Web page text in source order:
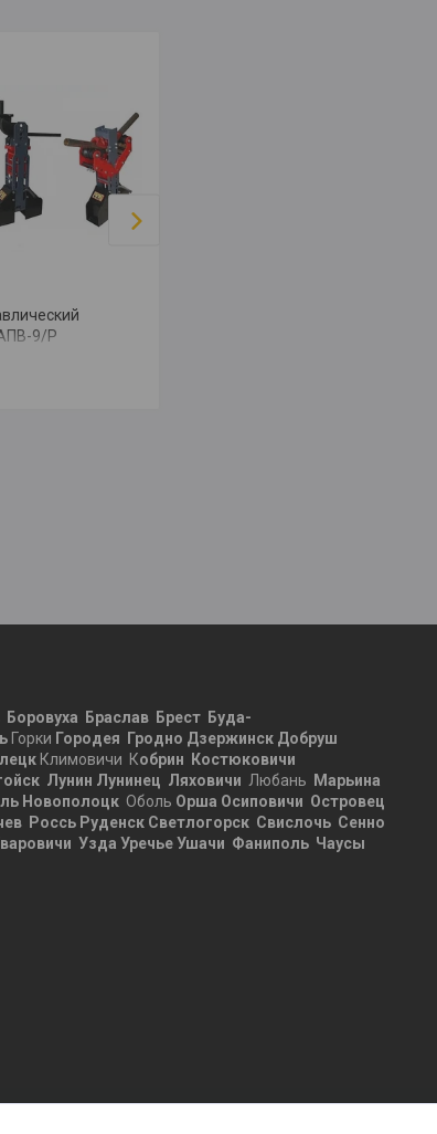
9/P
Боровуха Браслав Брест Буда-
Горки Городея Гродно Дзержинск Добруш
лецк Климовичи Кобрин
Костюковичи
Лунин Лунинец Ляховичи Любань
Марьина
Новополоцк Оболь Орша Осиповичи Островец
Россь Руденск Светлогорск Свислочь Сенно
Узда УречьеУшачи Фаниполь Чаусы